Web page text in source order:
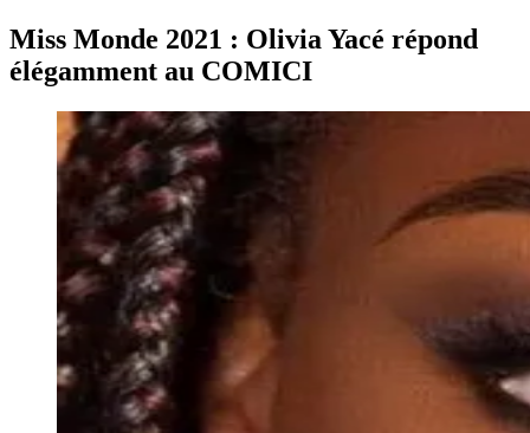
Miss Monde 2021 : Olivia Yacé répond
élégamment au COMICI